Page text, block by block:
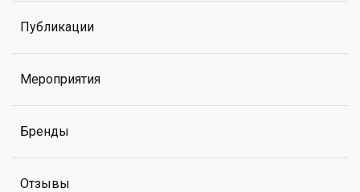
Публикации
Мероприятия
Бренды
Отзывы